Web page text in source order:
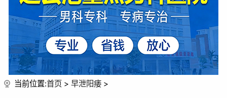
当前位置:首页 > 早泄阳痿 >